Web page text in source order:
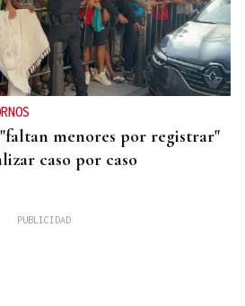
menores por registrar"
caso por caso